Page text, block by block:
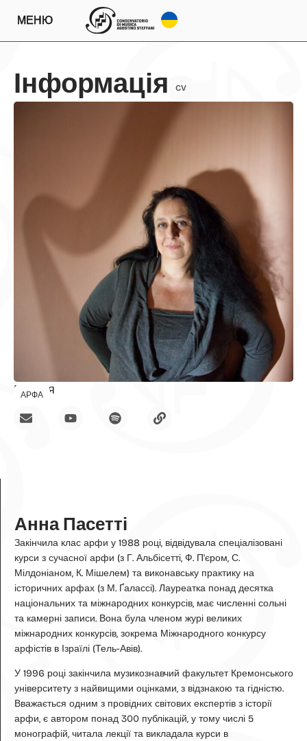
МЕНЮ
Інформація CV
Вчення
АРФА
Анна Пасетті
Закінчила клас арфи у 1988 році, відвідувала спеціалізовані
курси з сучасної арфи (з Г. Альбісетті, Ф. П'єром, С.
Мілдоніаном, К. Мішелем) та виконавську практику на
історичних арфах (з М. Ґалассі). Лауреатка понад десятка
національних та міжнародних конкурсів, має численні сольні
та камерні записи. Вона була членом журі великих
міжнародних конкурсів, зокрема Міжнародного конкурсу
арфістів в Ізраїлі (Тель-Авів).
У 1996 році закінчила музикознавчий факультет Кремонського
університету з найвищими оцінками, з відзнакою та гідністю.
Вважається одним з провідних світових експертів з історії
арфи, є автором понад 300 публікацій, у тому числі 5
монографій, читала лекції та викладала курси в